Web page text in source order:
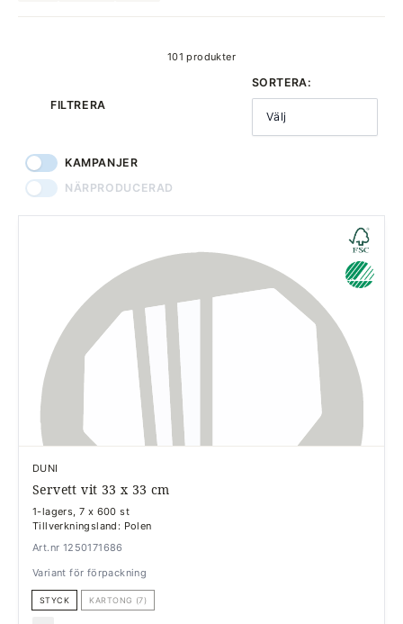
101 produkter
FILTRERA
SORTERA:
Välj
KAMPANJER
NÄRPRODUCERAD
DUNI
Servett vit 33 x 33 cm
1-lagers, 7 x 600 st
Tillverkningsland: Polen
Art.nr 1250171686
Variant för förpackning
STYCK KARTONG (7)